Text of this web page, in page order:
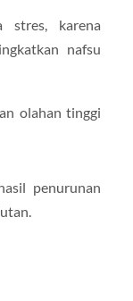
stres, karena
nafsu
olahan tinggi
penurunan